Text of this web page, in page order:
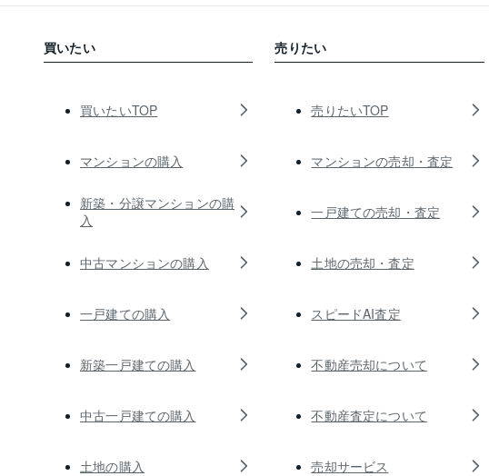
買いたい
買いたいTOP
マンションの購入
新築・分譲マンションの購
入
中古マンションの購入
一戸建ての購入
新築一戸建ての購入
中古一戸建ての購入
土地の購入
売りたい
売りたいTOP
マンションの売却・査定
一戸建ての売却・査定
土地の売却・査定
スピードAI査定
不動産売却について
不動産査定について
売却サービス